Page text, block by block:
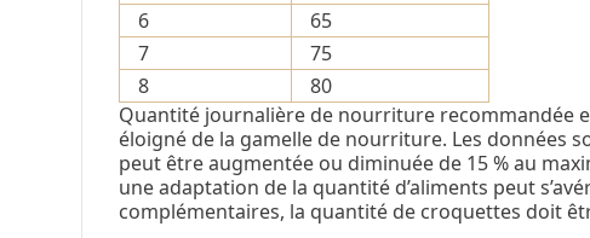
6
65
7
75
8
80
Quantité journalière de nourriture recommandée
éloigné de la gamelle de nourriture. Les données
peut être augmentée ou diminuée de 15 % au
une adaptation de la quantité d’aliments peut
complémentaires, la quantité de croquettes doit